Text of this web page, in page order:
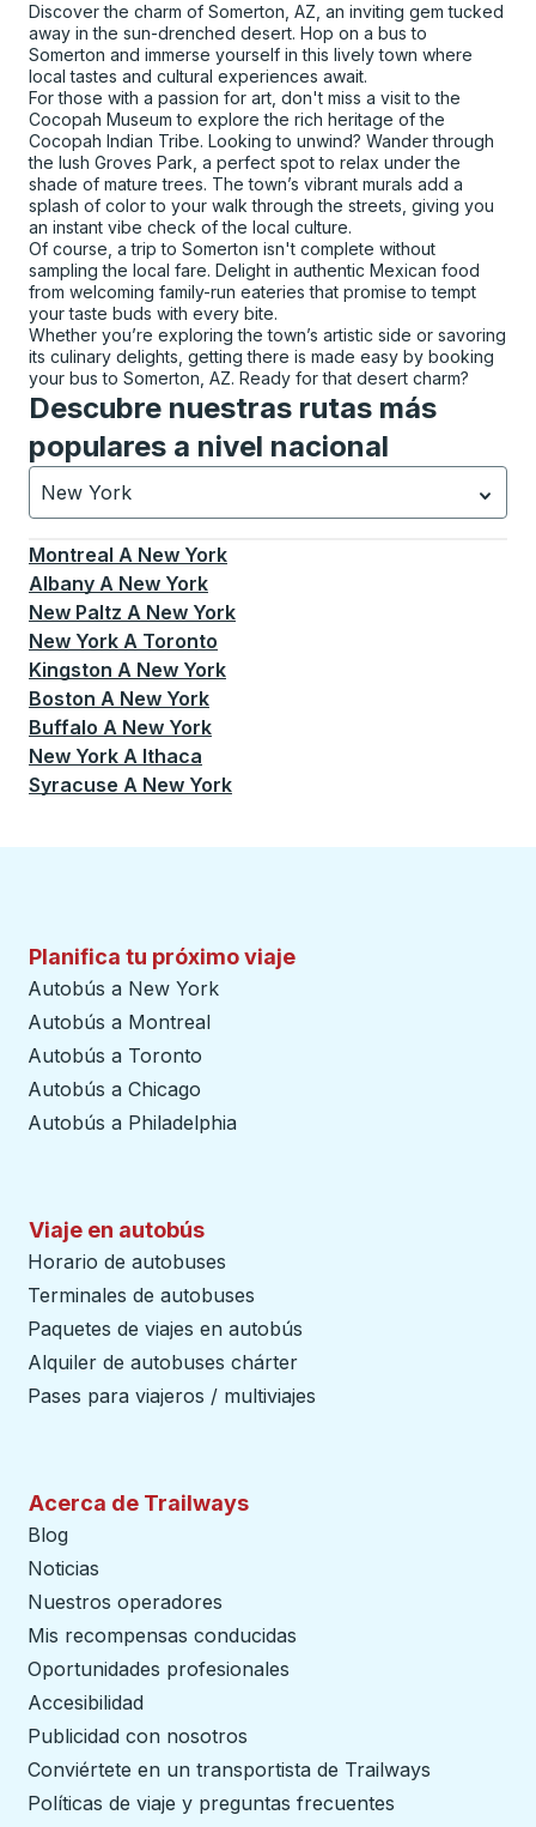
Discover the charm of Somerton, AZ, an inviting gem tucked
away in the sun-drenched desert. Hop on a bus to
Somerton and immerse yourself in this lively town where
local tastes and cultural experiences await.
For those with a passion for art, don't miss a visit to the
Cocopah Museum to explore the rich heritage of the
Cocopah Indian Tribe. Looking to unwind? Wander through
the lush Groves Park, a perfect spot to relax under the
shade of mature trees. The town’s vibrant murals add a
splash of color to your walk through the streets, giving you
an instant vibe check of the local culture.
Of course, a trip to Somerton isn't complete without
sampling the local fare. Delight in authentic Mexican food
from welcoming family-run eateries that promise to tempt
your taste buds with every bite.
Whether you’re exploring the town’s artistic side or savoring
its culinary delights, getting there is made easy by booking
your bus to Somerton, AZ. Ready for that desert charm?
Descubre nuestras rutas más
populares a nivel nacional
New York
Currently selected: New York.La selección está
Montreal A New York
Albany A New York
New Paltz A New York
New York A Toronto
Kingston A New York
Boston A New York
Buffalo A New York
New York A Ithaca
Syracuse A New York
Planifica tu próximo viaje
Autobús a New York
Autobús a Montreal
Autobús a Toronto
Autobús a Chicago
Autobús a Philadelphia
Viaje en autobús
Horario de autobuses
Terminales de autobuses
Paquetes de viajes en autobús
Alquiler de autobuses chárter
Pases para viajeros / multiviajes
Acerca de Trailways
Blog
Noticias
Nuestros operadores
Mis recompensas conducidas
Oportunidades profesionales
Accesibilidad
Publicidad con nosotros
Conviértete en un transportista de Trailways
Políticas de viaje y preguntas frecuentes